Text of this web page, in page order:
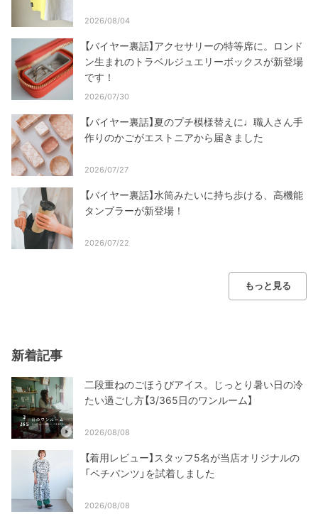
2026/08/04
【バイヤー裏話】アクセサリーの特等席に。ロンド
ン生まれのトラベルジュエリーボックスが新登場
です！
2026/07/30
【バイヤー裏話】夏のプチ模様替えに♩職人さん手
作りのかごがエストニアから届きました
2026/07/27
【バイヤー裏話】水筒みたいに持ち歩ける、高機能
タンブラーが新登場！
2026/07/22
もっと見る
新着記事
二段重ねのごほうびアイス。じっとり暑い日の冷
たい過ごし方【3/365日のワンルーム】
2026/08/08
【着用レビュー】スタッフ5名が当店オリジナルの
「ペチパンツ」を試着しました
2026/08/08